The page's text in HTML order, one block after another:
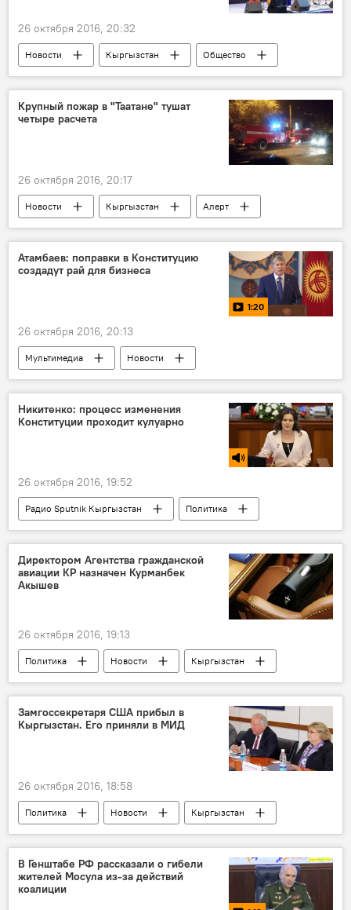
26 октября 2016, 20:32
Новости Кыргызстан
Общество
интернет
КВН "Азия MIX"
Крупный пожар в "Таатане" тушат
четыре расчета
26 октября 2016, 20:17
Новости Кыргызстан
Aлерт
Происшествия
пожар
Атамбаев: поправки в Конституцию
создадут рай для бизнеса
1:20
26 октября 2016, 20:13
Мультимедиа
Новости
Кыргызстан
видео
экономика
поправки
Никитенко: процесс изменения
Конституции проходит кулуарно
26 октября 2016, 19:52
Радио Sputnik Кыргызстан
Политика
Новости
Кыргызстан
"Потерянный" подлинник Конституции
Наталья Никитенко
Конституция
Директором Агентства гражданской
авиации КР назначен Курманбек
Акышев
26 октября 2016, 19:13
Политика Новости
Кыргызстан
Эрмек Омуралиев
Курманбек Акышев
Агентство гражданской авиации
Кадровые перестановки в Кыргызстане
Замгоссекретаря США прибыл в
Кыргызстан. Его приняли в МИД
26 октября 2016, 18:58
Политика Новости
Кыргызстан
США
Центральная Азия
Томас Шеннон
В Генштабе РФ рассказали о гибели
жителей Мосула из-за действий
коалиции